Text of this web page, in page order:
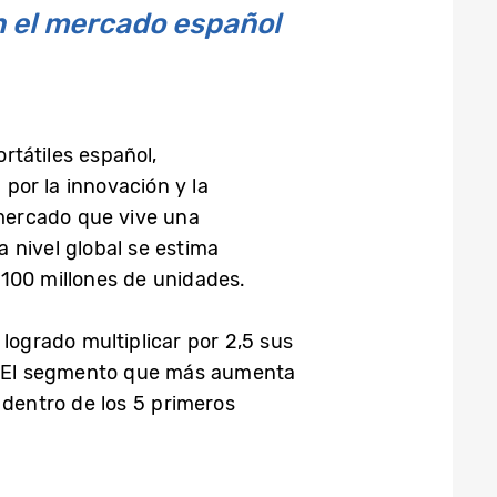
el mercado español
español,
la innovación y la
que vive una
nivel global se estima
millones de unidades.
multiplicar por 2,5 sus
segmento que más aumenta
de los 5 primeros